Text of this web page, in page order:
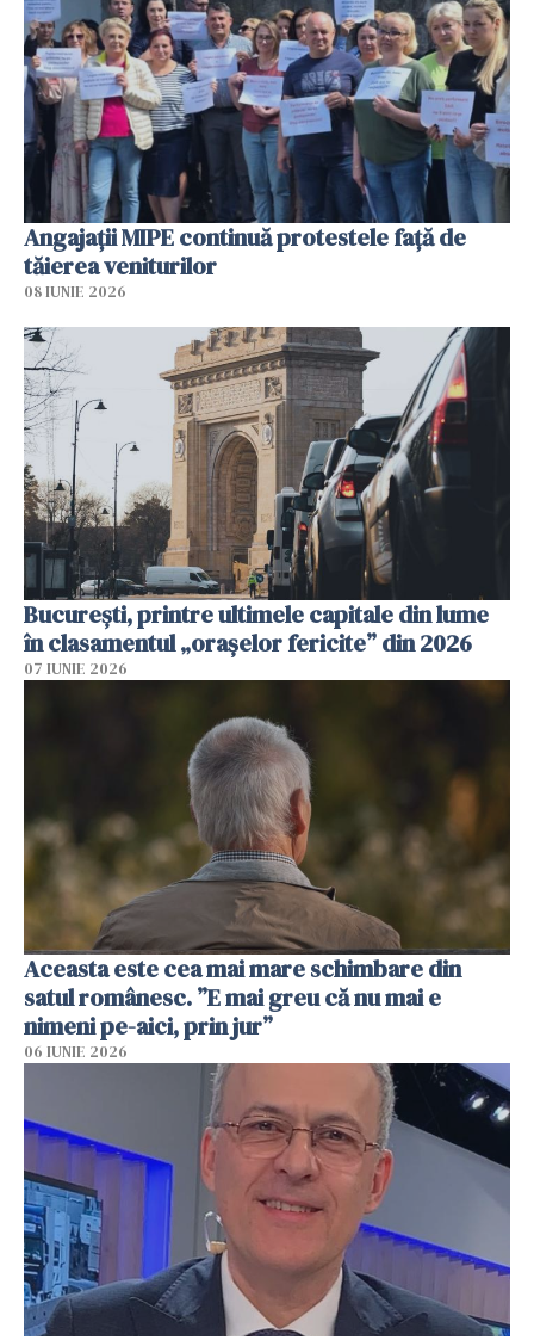
Angajaţii MIPE continuă protestele faţă de
tăierea veniturilor
08 IUNIE 2026
București, printre ultimele capitale din lume
în clasamentul „orașelor fericite” din 2026
07 IUNIE 2026
Aceasta este cea mai mare schimbare din
satul românesc. ”E mai greu că nu mai e
nimeni pe-aici, prin jur”
06 IUNIE 2026